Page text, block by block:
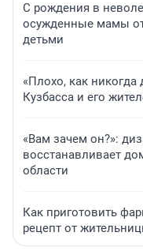
С рождения в
осужденные мамы
детьми
«Плохо, как никогда
Кузбасса и его
«Вам зачем он?»:
восстанавливает
области
Как приготовить
рецепт от